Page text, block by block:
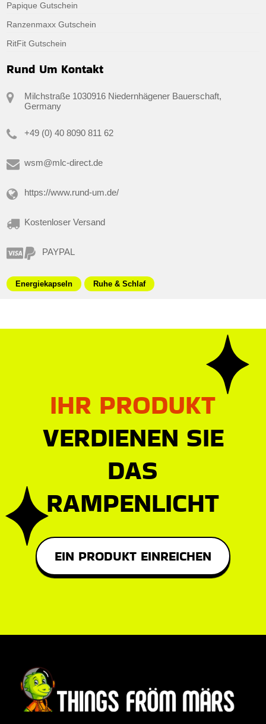
Papique Gutschein
Ranzenmaxx Gutschein
RitFit Gutschein
Rund Um Kontakt
Milchstraße 1030916 Niedernhägener Bauerschaft,
Germany
+49 (0) 40 8090 811 62
wsm@mlc-direct.de
https://www.rund-um.de/
Kostenloser Versand
PAYPAL
Energiekapseln Ruhe & Schlaf
IHR PRODUKT
VERDIENEN SIE
DAS
RAMPENLICHT
EIN PRODUKT EINREICHEN